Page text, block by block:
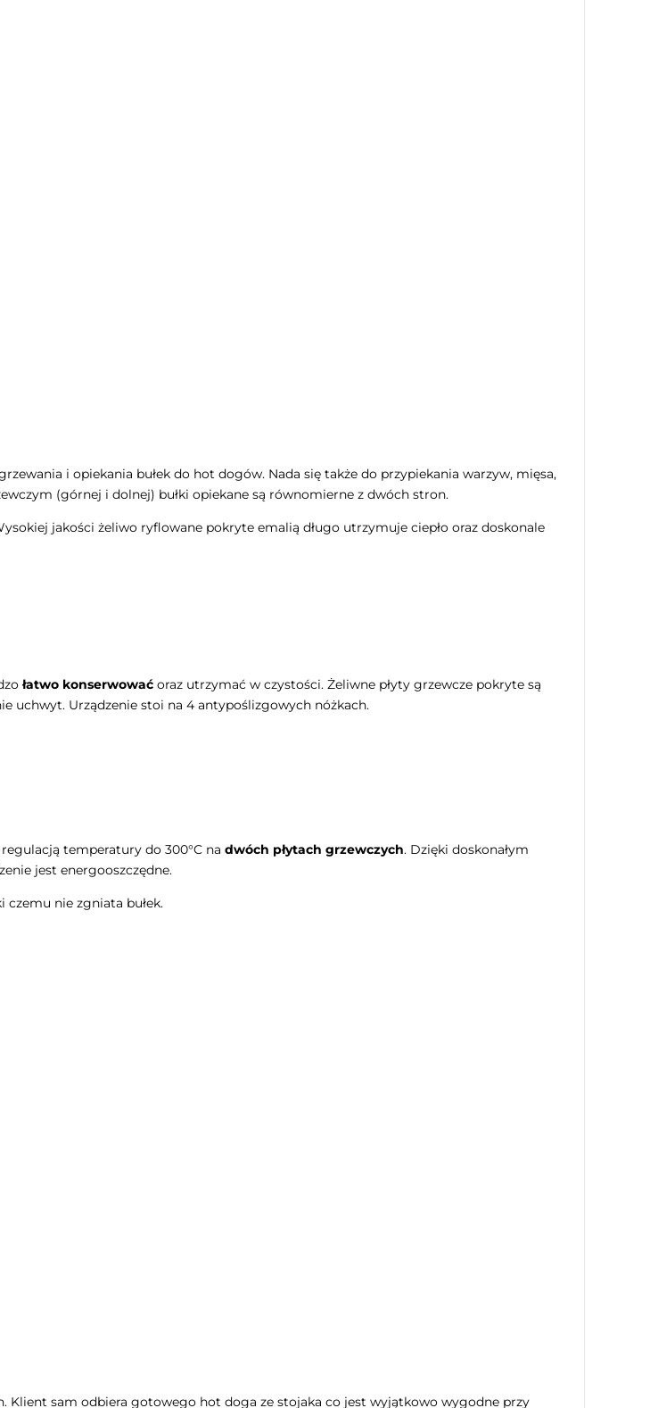
i opiekania bułek do hot dogów. Nada się także do przypiekania warzyw, mięsa,
(górnej i dolnej) bułki opiekane są równomierne z dwóch stron.
jakości żeliwo ryflowane pokryte emalią długo utrzymuje ciepło oraz doskonale
łatwo konserwować oraz utrzymać w czystości. Żeliwne płyty grzewcze pokryte są
uchwyt. Urządzenie stoi na 4 antypoślizgowych nóżkach.
temperatury do 300°C na dwóch płytach grzewczych. Dzięki doskonałym
jest energooszczędne.
czemu nie zgniata bułek.
sam odbiera gotowego hot doga ze stojaka co jest wyjątkowo wygodne przy